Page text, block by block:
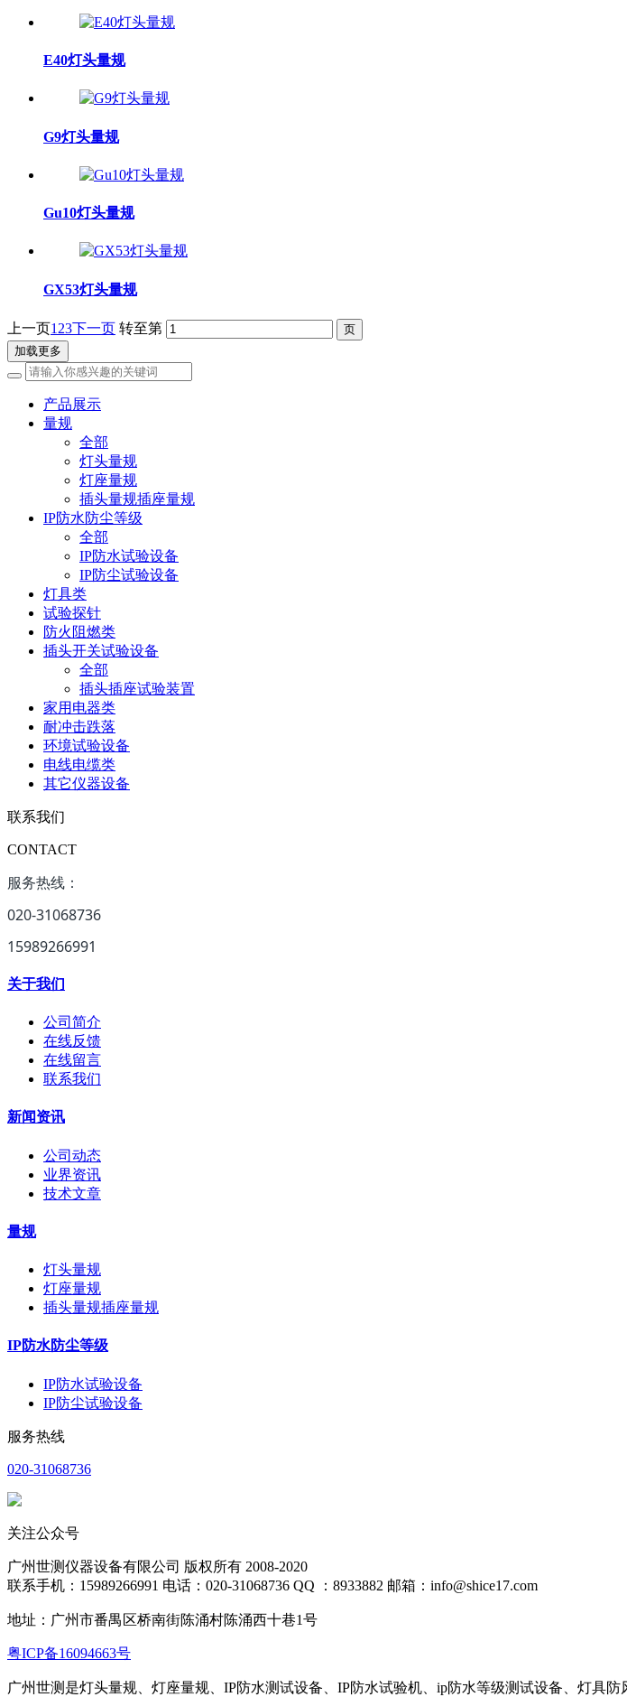
E40灯头量规
G9灯头量规
Gu10灯头量规
GX53灯头量规
上一页1 23下一页 转至第
加载更多
产品展示
量规
全部
灯头量规
灯座量规
插头量规插座量规
IP防水防尘等级
全部
IP防水试验设备
IP防尘试验设备
灯具类
试验探针
防火阻燃类
插头开关试验设备
全部
插头插座试验装置
家用电器类
耐冲击跌落
环境试验设备
电线电缆类
其它仪器设备
联系我们
CONTACT
服务热线：
020-31068736
15989266991
关于我们
公司简介
在线反馈
在线留言
联系我们
新闻资讯
公司动态
业界资讯
技术文章
量规
灯头量规
灯座量规
插头量规插座量规
IP防水防尘等级
IP防水试验设备
IP防尘试验设备
服务热线
020-31068736
关注公众号
广州世测仪器设备有限公司 版权所有 2008-2020
联系手机：15989266991 电话：020-31068736 QQ ：8933882 邮箱：info@shice17.com
地址： 广州市番禺区桥南街陈涌村陈涌西十巷1号
粤ICP备16094663号
广州世测是灯头量规、灯座量规、IP防水测试设备、IP防水试验机、ip防水等级测试设备、灯具